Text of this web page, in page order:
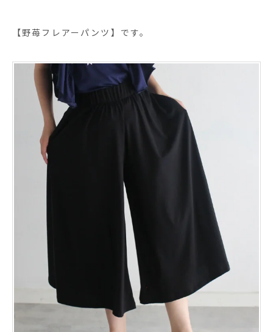
【野苺フレアーパンツ】です。